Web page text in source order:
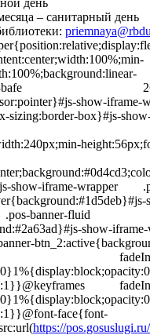
– санитарный день
show-
box}#js-show-
fluid .pos-
show-iframe-wrapper
banner-fluid
show-
face{font-
https://